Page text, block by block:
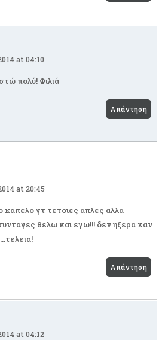
at 04:10
πολύ! Φιλιά
Απάντηση
at 20:45
γτ τετοιες απλες αλλα
θελω και εγω!!! δεν ηξερα καν
Απάντηση
at 04:12